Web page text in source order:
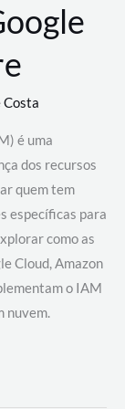
Costa
é uma
dos recursos
quem tem
específicas para
como as
Cloud, Amazon
o IAM
nuvem.